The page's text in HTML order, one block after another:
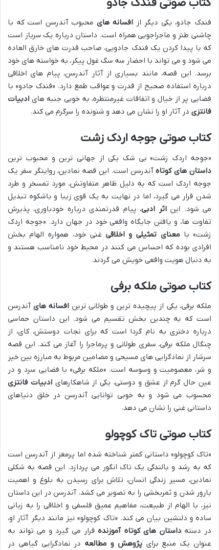
فندک جادو، یکی دیگر از افسانه های محبوب آندرسن است که با
چاشنی طنز و ماجراجویی همراه است. داستان درباره یک سرباز است
که با پیدا کردن یک فندک جادویی، صاحب قدرت های خارق العاده
می شود و می تواند با احضار سه سگ غول پیکر، به خواسته های خود
برسد. این قصه، مانند بسیاری از آثار آندرسن، پیام های اخلاقی
درباره استفاده صحیح از قدرت و عواقب طمع دارد. «فندک جادو» با
فضایی پر از خیال و اتفاقات غیرمنتظره، به خوبی جنبه های ادبیات
فانتزی در آثار او را نشان می دهد و شنونده را سرگرم می کند.
کتاب صوتی جوجه اردک زشت
«جوجه اردک زشت» بی شک یکی از جهانی ترین و محبوب ترین
داستان های کوتاهآندرسن است. این قصه نمادین، روایتگر سفر یک
جوجه اردک است که به دلیل ظاهر متفاوتش، مورد تمسخر و طرد
شدن قرار می گیرد، اما در نهایت به یک قوی زیبا و باشکوه تبدیل
می شود. ایناثر ادبی، پیام قدرتمندی درباره خودباوری، پذیرش
تفاوت ها، و یافتن جایگاه واقعی خود در جهان دارد. «جوجه اردک
زشت» بامعنای تمثیلی و اخلاقی غنی خود، همواره الهام بخش
افرادی بوده که احساس می کنند در محیط خود نامناسب هستند و
به دنبال هویت واقعی خویش می گردند.
کتاب صوتی ملکه برفی
ملکه برفی، یکی از پیچیده ترین و طولانی ترین افسانه هایآندرسن
است که به چندین بخش تقسیم می شود. این داستان حماسی
درباره دختری به نام گردا است که برای نجات دوستش، کای، از
چنگال ملکه برفی، سفری طولانی و پرماجرا را آغاز می کند. این قصه
سرشار از نمادگرایی های مسیحی و مضامین مربوط به مبارزه بین خیر
و شر، معصومیت و وسوسه است. «ملکه برفی» با فضایی سرد و در
عین حال گرم از عشق و دوستی، یکی از شاهکارهایادبیات فانتزی
محسوب می شود و به خوبی توانایی آندرسن در خلق دنیاهای
داستانی غنی را نشان می دهد.
کتاب صوتی تاک کوچولو
«تاک کوچولو» داستانی کمتر شناخته شده اما پرمغز از آندرسن است
که به رشد و بالندگی یک تاک انگور می پردازد. این قصه به شکلی
نمادین، مسیر زندگی انسان، تلاش برای رسیدن به بلوغ و اهمیت
بارور شدن و ثمربخشی را به تصویر می کشد. آندرسن در این داستان
نیز، با الهام از طبیعت، مفاهیم عمیق فلسفی و اخلاقی را به زبانی
ساده و دلنشین بیان می کند. «تاک کوچولو» نیز مانند دیگر آثار او،
در دستهداستان های کوتاه آموزندهقرار می گیرد و می تواند به
عنوان یک منبع برایپژوهش و مطالعه در نمادگرایی گیاهی در